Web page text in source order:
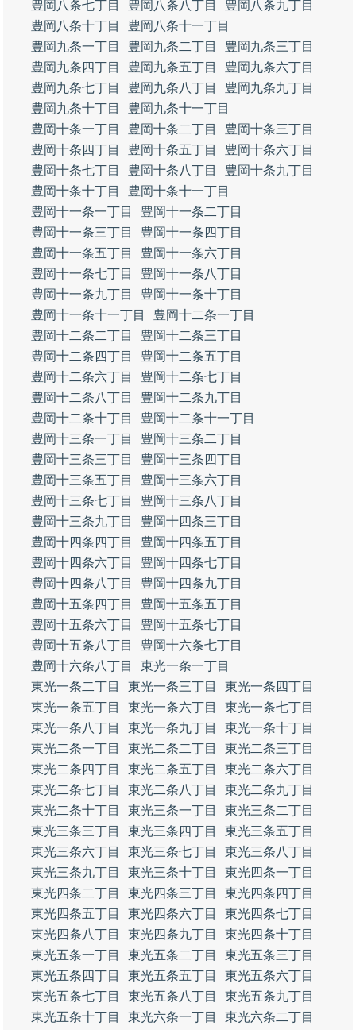
豊岡八条七丁目 豊岡八条八丁目
豊岡八条九丁目
豊岡八条十丁目
豊岡八条十一丁目
豊岡九条一丁目
豊岡九条二丁目
豊岡九条三丁目
豊岡九条四丁目
豊岡九条五丁目
豊岡九条六丁目
豊岡九条七丁目
豊岡九条八丁目
豊岡九条九丁目
豊岡九条十丁目
豊岡九条十一丁目
豊岡十条一丁目
豊岡十条二丁目
豊岡十条三丁目
豊岡十条四丁目
豊岡十条五丁目
豊岡十条六丁目
豊岡十条七丁目
豊岡十条八丁目
豊岡十条九丁目
豊岡十条十丁目
豊岡十条十一丁目
豊岡十一条一丁目
豊岡十一条二丁目
豊岡十一条三丁目
豊岡十一条四丁目
豊岡十一条五丁目
豊岡十一条六丁目
豊岡十一条七丁目
豊岡十一条八丁目
豊岡十一条九丁目
豊岡十一条十丁目
豊岡十一条十一丁目
豊岡十二条一丁目
豊岡十二条二丁目
豊岡十二条三丁目
豊岡十二条四丁目
豊岡十二条五丁目
豊岡十二条六丁目
豊岡十二条七丁目
豊岡十二条八丁目
豊岡十二条九丁目
豊岡十二条十丁目
豊岡十二条十一丁目
豊岡十三条一丁目
豊岡十三条二丁目
豊岡十三条三丁目
豊岡十三条四丁目
豊岡十三条五丁目
豊岡十三条六丁目
豊岡十三条七丁目
豊岡十三条八丁目
豊岡十三条九丁目
豊岡十四条三丁目
豊岡十四条四丁目
豊岡十四条五丁目
豊岡十四条六丁目
豊岡十四条七丁目
豊岡十四条八丁目
豊岡十四条九丁目
豊岡十五条四丁目
豊岡十五条五丁目
豊岡十五条六丁目
豊岡十五条七丁目
豊岡十五条八丁目
豊岡十六条七丁目
豊岡十六条八丁目
東光一条一丁目
東光一条二丁目
東光一条三丁目
東光一条四丁目
東光一条五丁目
東光一条六丁目
東光一条七丁目
東光一条八丁目
東光一条九丁目
東光一条十丁目
東光二条一丁目
東光二条二丁目
東光二条三丁目
東光二条四丁目
東光二条五丁目
東光二条六丁目
東光二条七丁目
東光二条八丁目
東光二条九丁目
東光二条十丁目
東光三条一丁目
東光三条二丁目
東光三条三丁目
東光三条四丁目
東光三条五丁目
東光三条六丁目
東光三条七丁目
東光三条八丁目
東光三条九丁目
東光三条十丁目
東光四条一丁目
東光四条二丁目
東光四条三丁目
東光四条四丁目
東光四条五丁目
東光四条六丁目
東光四条七丁目
東光四条八丁目
東光四条九丁目
東光四条十丁目
東光五条一丁目
東光五条二丁目
東光五条三丁目
東光五条四丁目
東光五条五丁目
東光五条六丁目
東光五条七丁目
東光五条八丁目
東光五条九丁目
東光五条十丁目
東光六条一丁目
東光六条二丁目